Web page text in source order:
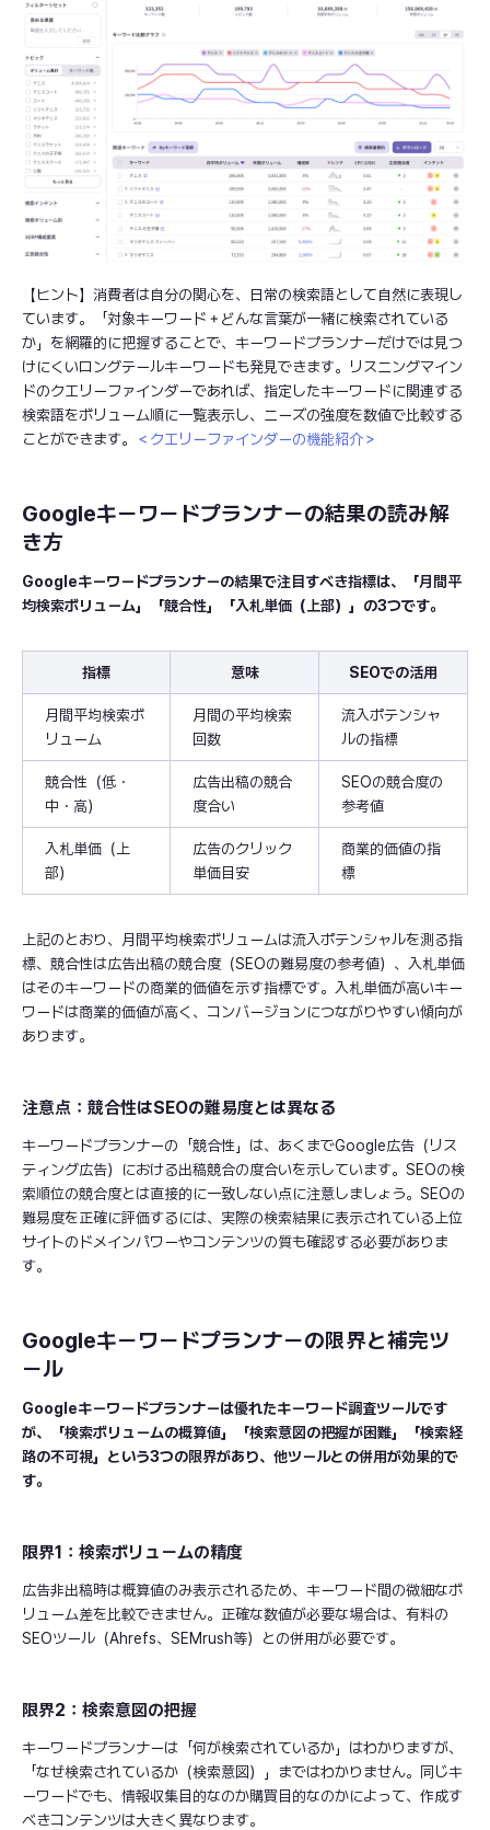
【ヒント】消費者は自分の関心を、日常の検索語として自然に表現し
ています。「対象キーワード＋どんな言葉が一緒に検索されている
か」を網羅的に把握することで、キーワードプランナーだけでは見つ
けにくいロングテールキーワードも発見できます。リスニングマイン
ドのクエリーファインダーであれば、指定したキーワードに関連する
検索語をボリューム順に一覧表示し、ニーズの強度を数値で比較する
ことができます。
＜ クエリーファインダーの機能紹介＞
Googleキーワードプランナーの結果の読み解
き方
Googleキーワードプランナーの結果で注目すべき指標は、「月間平
均検索ボリューム」「競合性」「入札単価（上部）」の3つです。
指標 意味 SEOでの活用
月間平均検索ボ
リューム
月間の平均検索
回数
流入ポテンシャ
ルの指標
競合性（低・
中・高）
広告出稿の競合
度合い
SEOの競合度の
参考値
入札単価（上
部）
広告のクリック
単価目安
商業的価値の指
標
上記のとおり、月間平均検索ボリュームは流入ポテンシャルを測る指
標、競合性は広告出稿の競合度（SEOの難易度の参考値）、入札単価
はそのキーワードの商業的価値を示す指標です。入札単価が高いキー
ワードは商業的価値が高く、コンバージョンにつながりやすい傾向が
あります。
注意点：競合性はSEOの難易度とは異なる
キーワードプランナーの「競合性」は、あくまでGoogle広告（リス
ティング広告）における出稿競合の度合いを示しています。SEOの検
索順位の競合度とは直接的に一致しない点に注意しましょう。SEOの
難易度を正確に評価するには、実際の検索結果に表示されている上位
サイトのドメインパワーやコンテンツの質も確認する必要がありま
す。
Googleキーワードプランナーの限界と補完ツ
ール
Googleキーワードプランナーは優れたキーワード調査ツールです
が、「検索ボリュームの概算値」「検索意図の把握が困難」「検索経
路の不可視」という3つの限界があり、他ツールとの併用が効果的で
す。
限界1：検索ボリュームの精度
広告非出稿時は概算値のみ表示されるため、キーワード間の微細なボ
リューム差を比較できません。正確な数値が必要な場合は、有料の
SEOツール（Ahrefs、SEMrush等）との併用が必要です。
限界2：検索意図の把握
キーワードプランナーは「何が検索されているか」はわかりますが、
「なぜ検索されているか（検索意図）」まではわかりません。同じキ
ーワードでも、情報収集目的なのか購買目的なのかによって、作成す
べきコンテンツは大きく異なります。